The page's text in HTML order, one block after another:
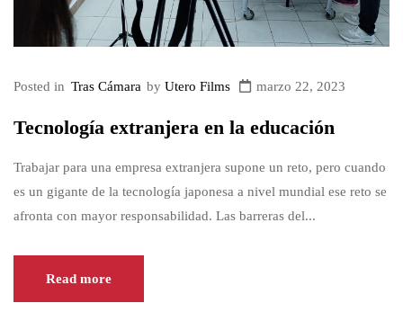
Posted in Tras Cámara by Utero Films marzo 22, 2023
Tecnología extranjera en la educación
Trabajar para una empresa extranjera supone un reto, pero cuando
es un gigante de la tecnología japonesa a nivel mundial ese reto se
afronta con mayor responsabilidad. Las barreras del...
Read more